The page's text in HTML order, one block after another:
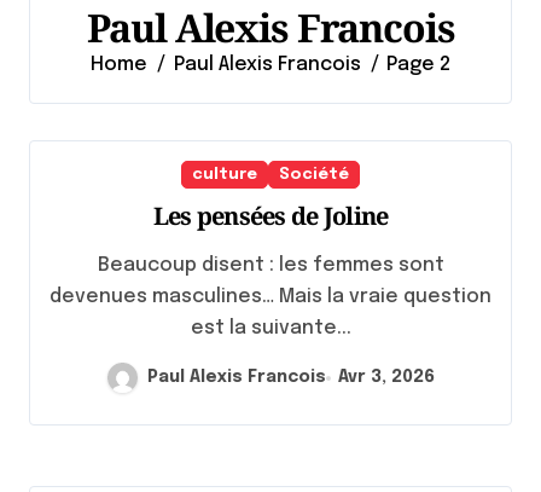
Paul Alexis Francois
Home Paul Alexis Francois Page 2
culture Société
Les pensées de Joline
Beaucoup disent : les femmes sont
devenues masculines… Mais la vraie question
est la suivante...
Paul Alexis Francois Avr 3, 2026